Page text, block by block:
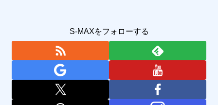
S-MAXをフォローする